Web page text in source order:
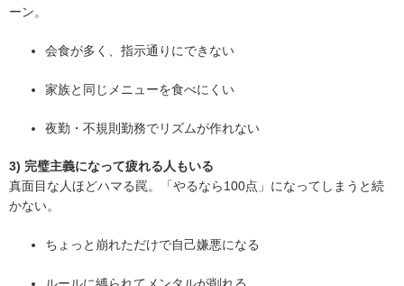
ーン。
会食が多く、指示通りにできない
家族と同じメニューを食べにくい
夜勤・不規則勤務でリズムが作れない
3) 完璧主義になって疲れる人もいる
真面目な人ほどハマる罠。「やるなら100点」になってしまうと続
かない。
ちょっと崩れただけで自己嫌悪になる
ルールに縛られてメンタルが削れる